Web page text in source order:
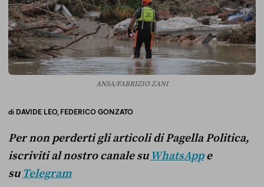
ANSA/FABRIZIO ZANI
di DAVIDE LEO, FEDERICO GONZATO
Per non perderti gli articoli di Pagella Politica,
iscriviti al nostro canale su WhatsAppe
su Telegram